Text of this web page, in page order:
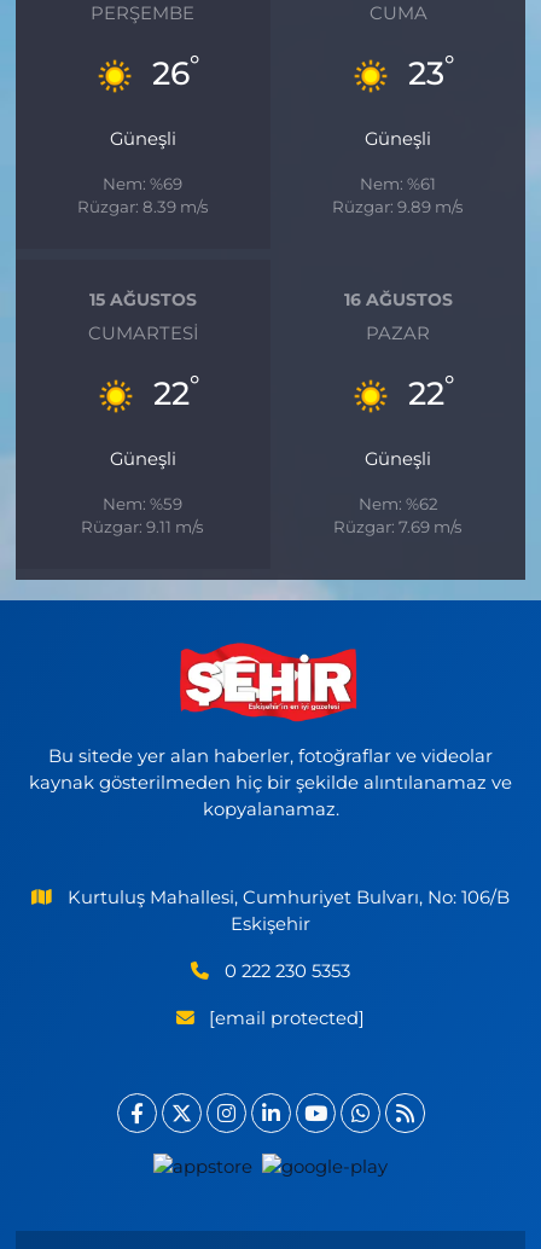
PERŞEMBE
26°
Güneşli
Nem: %69
Rüzgar: 8.39 m/s
CUMA
23°
Güneşli
Nem: %61
Rüzgar: 9.89 m/s
15 AĞUSTOS
CUMARTESI
22°
Güneşli
Nem: %59
Rüzgar: 9.11 m/s
16 AĞUSTOS
PAZAR
22°
Güneşli
Nem: %62
Rüzgar: 7.69 m/s
Bu sitede yer alan haberler, fotoğraflar ve videolar
kaynak gösterilmeden hiç bir şekilde alıntılanamaz ve
kopyalanamaz.
Kurtuluş Mahallesi, Cumhuriyet Bulvarı, No: 106/B
Eskişehir
0 222 230 5353
[email protected]